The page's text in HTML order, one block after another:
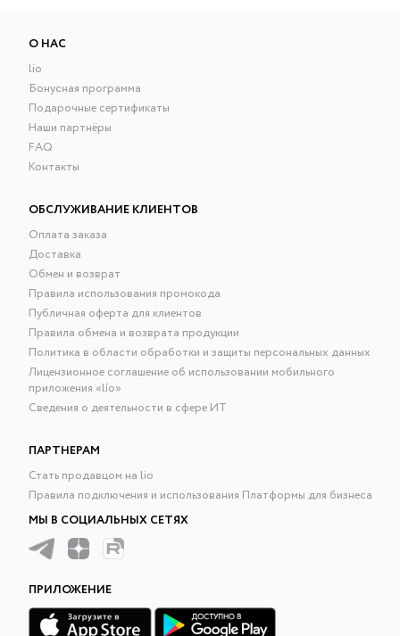
О НАС
lio
Бонусная программа
Подарочные сертификаты
Наши партнёры
FAQ
Контакты
ОБСЛУЖИВАНИЕ КЛИЕНТОВ
Оплата заказа
Доставка
Обмен и возврат
Правила использования промокода
Публичная оферта для клиентов
Правила обмена и возврата продукции
Политика в области обработки и защиты персональных данных
Лицензионное соглашение об использовании мобильного
приложения «lío»
Сведения о деятельности в сфере ИТ
ПАРТНЕРАМ
Стать продавцом на lio
Правила подключения и использования Платформы для бизнеса
МЫ В СОЦИАЛЬНЫХ СЕТЯХ
ПРИЛОЖЕНИЕ